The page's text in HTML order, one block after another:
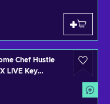
Chef Hustle
LIVE Key